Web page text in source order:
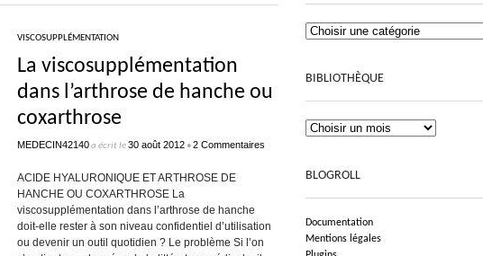
VISCOSUPPLÉMENTATION
La viscosupplémentation
dans l’arthrose de hanche ou
coxarthrose
MEDECIN42140a écrit le30 août 2012 •2 Commentaires
ACIDE HYALURONIQUE ET ARTHROSE DE
HANCHE OU COXARTHROSE La
viscosupplémentation dans l’arthrose de hanche
doit-elle rester à son niveau confidentiel d’utilisation
ou devenir un outil quotidien ? Le problème Si l’on
BIBLIOTHÈQUE
BLOGROLL
Documentation
Mentions légales